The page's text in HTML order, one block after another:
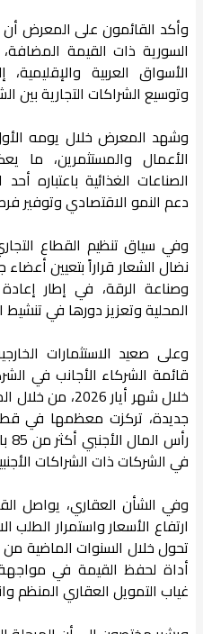
وأكد القائمون على المعرض أن
السورية ذات القيمة
الأسواق العربية
وتوسيع الشراكات التجارية بين
وشهد المعرض خلال يومه
الأعمال والمستثمرين، ما
الصناعات الغذائية باعتباره
دعم النمو الاقتصادي وتوفير
وفي سياق تنظيم القطاع
نضال الشعار قراراً بتعيين
وصناعة الرقة، في إطار
المحلية وتعزيز دورها في تنشيط
وعلى صعيد الاستثمارات
قائمة الشركاء الأجانب في
جديدة، تركزت معظمها في
في الشركات ذات الشراكات
وفي الشأن العقاري، يواصل
ارتفاع الأسعار واستمرار الطلب
تحول خلال السنوات الماضية
أداة لحفظ القيمة في
غياب التمويل العقاري المنظم